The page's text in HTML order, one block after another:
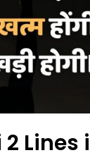
Lines